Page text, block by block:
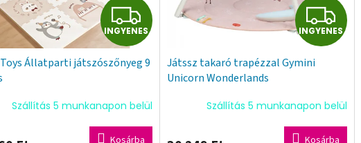
I
N
G
Y
E
INGYENES
Állatparti játszószőnyeg 9
Szállítás 5 munkanapon belül
Kosárba
I
N
Y
E
INGYENES
Játssz takaró trapézzal Gymini
Unicorn Wonderlands
Szállítás 5 munkanapon belül
Kosárba